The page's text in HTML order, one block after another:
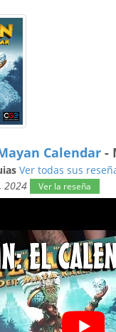
Calendar -
Ver todas sus
2024
Ver la reseña